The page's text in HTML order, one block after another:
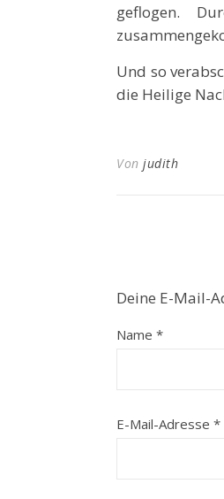
geflogen.
Und so
die Heilige
Von judith
Deine E-Mail-
Name *
E-Mail-Adresse *